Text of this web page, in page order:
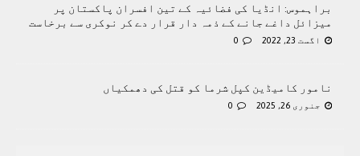
براہموس: انڈیا کی فضائیہ کے تین افسران پاکستان پر
میزائل داغے جانے کے ذمہ دار قرار دے کر نوکری سے برخاست
اگست 23, 2022 0
نامور کامیڈین کپل شرما کو قتل کی دھمکیاں
جنوری 26, 2025 0